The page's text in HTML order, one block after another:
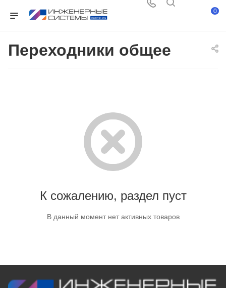
0
Переходники общее
К сожалению, раздел пуст
В данный момент нет активных товаров